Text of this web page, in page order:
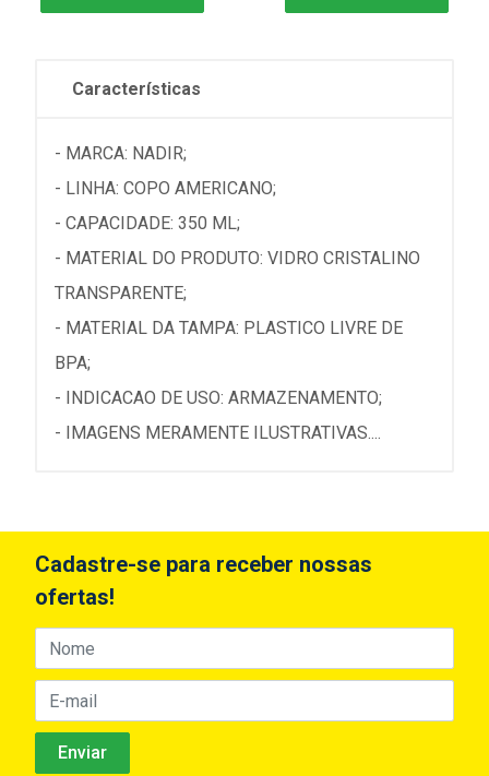
Características
- MARCA: NADIR;
- LINHA: COPO AMERICANO;
- CAPACIDADE: 350 ML;
- MATERIAL DO PRODUTO: VIDRO CRISTALINO
TRANSPARENTE;
- MATERIAL DA TAMPA: PLASTICO LIVRE DE
BPA;
- INDICACAO DE USO: ARMAZENAMENTO;
- IMAGENS MERAMENTE ILUSTRATIVAS....
Cadastre-se para receber nossas
ofertas!